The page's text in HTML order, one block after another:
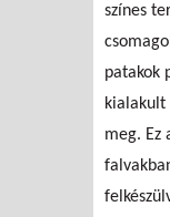
színes
patakok
kialakult
meg. Ez